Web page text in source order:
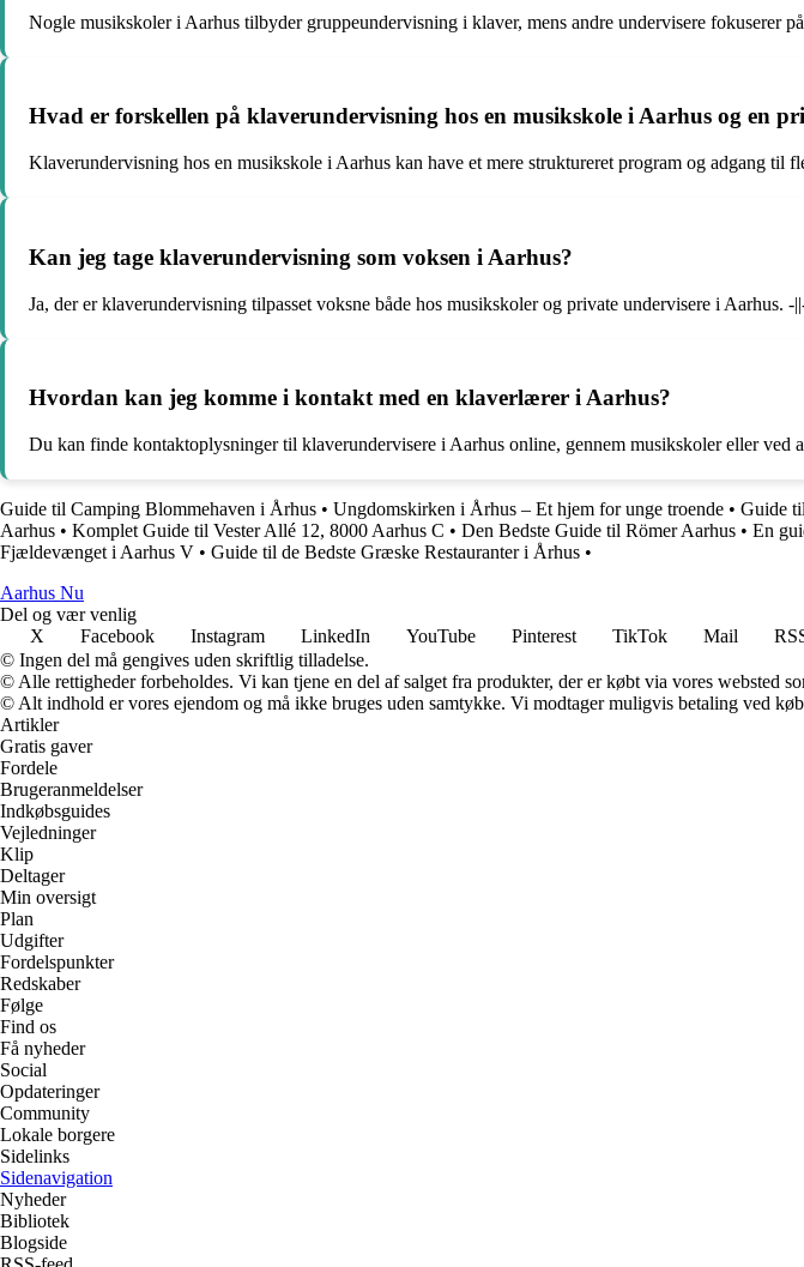
Nogle musikskoler i Aarhus tilbyder gruppeundervisning i klaver, mens andre undervisere fokuserer
Hvad er forskellen på klaverundervisning hos en musikskole i Aarhus og en
Klaverundervisning hos en musikskole i Aarhus kan have et mere struktureret program og adgang til
Kan jeg tage klaverundervisning som voksen i Aarhus?
Ja, der er klaverundervisning tilpasset voksne både hos musikskoler og private undervisere i Aarhus. -
Hvordan kan jeg komme i kontakt med en klaverlærer i Aarhus?
Du kan finde kontaktoplysninger til klaverundervisere i Aarhus online, gennem musikskoler eller ved
Guide til Camping Blommehaven i Århus • Ungdomskirken i Århus – Et hjem for unge troende • Guide
Aarhus • Komplet Guide til Vester Allé 12, 8000 Aarhus C • Den Bedste Guide til Römer Aarhus • En
Fjældevænget i Aarhus V • Guide til de Bedste Græske Restauranter i Århus •
Aarhus Nu
Del og vær venlig
X
Facebook Instagram LinkedIn YouTube Pinterest TikTok Mail
© Ingen del må gengives uden skriftlig tilladelse.
© Alle rettigheder forbeholdes. Vi kan tjene en del af salget fra produkter, der er købt via vores websted
© Alt indhold er vores ejendom og må ikke bruges uden samtykke. Vi modtager muligvis betaling ved
Artikler
Gratis gaver
Fordele
Brugeranmeldelser
Indkøbsguides
Vejledninger
Klip
Deltager
Min oversigt
Plan
Udgifter
Fordelspunkter
Redskaber
Følge
Find os
Få nyheder
Social
Opdateringer
Community
Lokale borgere
Sidelinks
Sidenavigation
Nyheder
Bibliotek
Blogside